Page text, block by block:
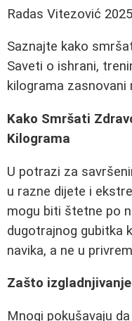
Radas Vitezović
Saznajte kako
Saveti o ishrani,
kilograma zasnovani
Kako Smršati
Kilograma
U potrazi za
u razne dijete i
mogu biti štetne po
dugotrajnog gubitka
navika, a ne u
Zašto
Mnogi pokušavaju